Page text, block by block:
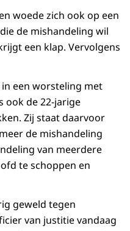
woede zich ook op een
de mishandeling wil
een klap. Vervolgens
een worsteling met
ook de 22-jarige
Zij staat daarvoor
de mishandeling
van meerdere
te schoppen en
geweld tegen
van justitie vandaag